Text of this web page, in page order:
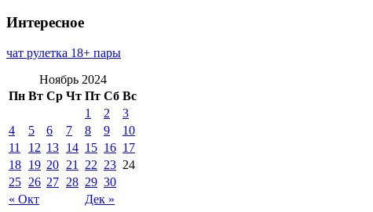
Интересное
чат рулетка 18+ пары
Ноябрь 2024
Пн Вт Ср Чт Пт Сб Вс
« Окт Дек »
1 2
3
4
5 6 7 8 9
10
11
12 13 14 15 16 17
18 19 20 21 22 23 24
25 26 27 28 29 30